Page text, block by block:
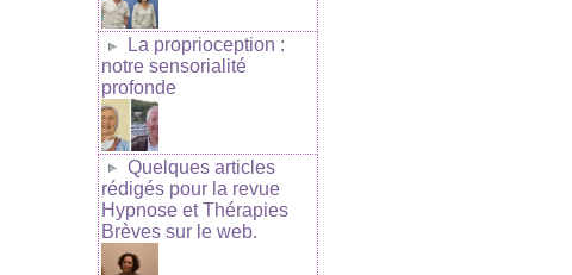
La proprioception :
notre sensorialité
profonde
Quelques articles
rédigés pour la revue
Hypnose et Thérapies
Brèves sur le web.